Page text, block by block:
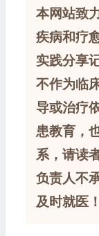
本网站致
疾病和疗
实践分享
不作为临
导或治疗
患教育，
系，请读
负责人不
及时就医